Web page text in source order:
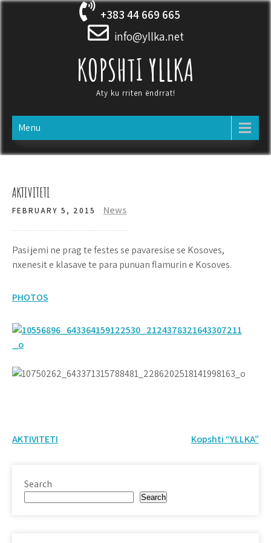
Skip
+383 44 669 665
info@yllka.net
KOPSHTI YLLKA
Aty ku rriten ëndrrat!
Menu
AKTIVITETI
FEBRUARY 5, 2015 News
Pasi jemi ne prag te festes se pavaresise se Kosoves,
nxenesit e klasave te para punuan flamurin e Kosoves.
PHOTOS
Post
AKTIVITETI Kopshti “YLLKA”
Search
Search